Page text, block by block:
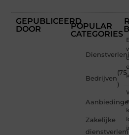
GEPUBLICEERD
DOOR
POPULAR
CATEGORIES
Bedrijven
(75
)
Zakelijke